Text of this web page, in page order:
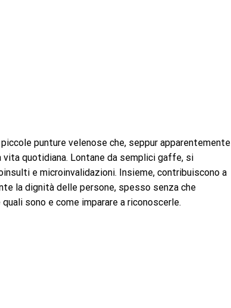
punture velenose che, seppur apparentemente
quotidiana. Lontane da semplici gaffe, si
e microinvalidazioni. Insieme, contribuiscono a
la dignità delle persone, spesso senza che
sono e come imparare a riconoscerle.